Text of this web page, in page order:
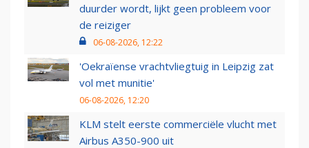
duurder wordt, lijkt geen probleem voor
de reiziger
06-08-2026, 12:22
'Oekraïense vrachtvliegtuig in Leipzig zat
vol met munitie'
06-08-2026, 12:20
KLM stelt eerste commerciële vlucht met
Airbus A350-900 uit